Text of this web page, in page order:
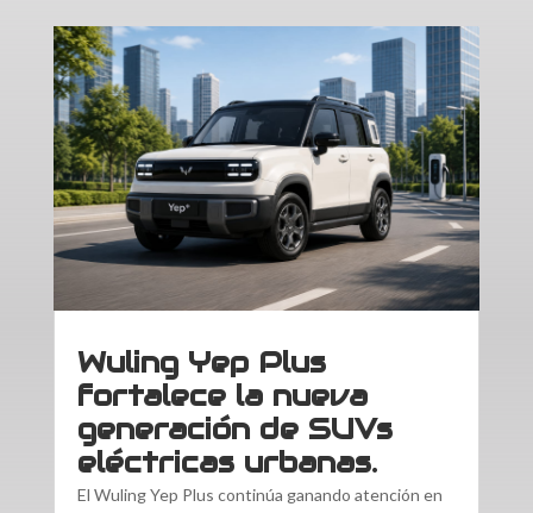
Wuling Yep Plus
fortalece la nueva
generación de SUVs
eléctricas urbanas.
El Wuling Yep Plus continúa ganando atención en